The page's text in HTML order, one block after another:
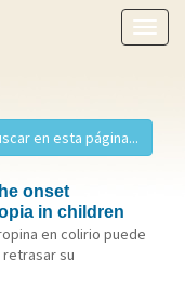
Show
menu
onset
in children
en colirio puede
su